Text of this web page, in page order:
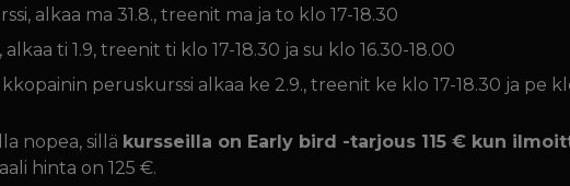
alkaa ma 31.8., treenit ma ja to klo 17-18.30
ti 1.9, treenit ti klo 17-18.30 ja su klo 16.30-18.00
peruskurssi alkaa ke 2.9., treenit ke klo 17-18.30 ja pe
nopea, sillä kursseilla on Early bird -tarjous 115 € kun
hinta on 125 €.